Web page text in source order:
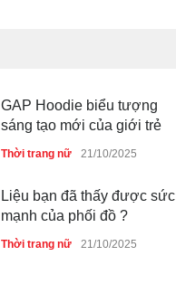
GAP Hoodie biểu tượng
sáng tạo mới của giới trẻ
Thời trang nữ 21/10/2025
Liệu bạn đã thấy được sức
mạnh của phối đồ ?
Thời trang nữ 21/10/2025